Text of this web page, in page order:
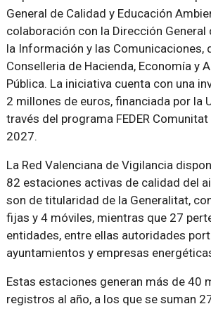
General de Calidad y Educación
colaboración con la Dirección General
la Información y las Comunicaciones,
Conselleria de Hacienda, Economía y
Pública. La iniciativa cuenta con una
2 millones de euros, financiada por la
través del programa FEDER
2027.
La Red Valenciana de Vigilancia
82 estaciones activas de calidad del
son de titularidad de la Generalitat,
fijas y 4 móviles, mientras que 27
entidades, entre ellas autoridades
ayuntamientos y empresas
Estas estaciones generan más de 40
registros al año, a los que se suman